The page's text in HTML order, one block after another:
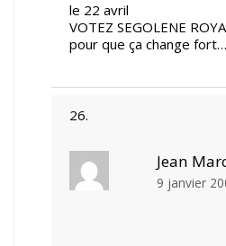
le 22 avril
VOTEZ SEGOLENE
pour que ça change fort…
Jean
9 janvier